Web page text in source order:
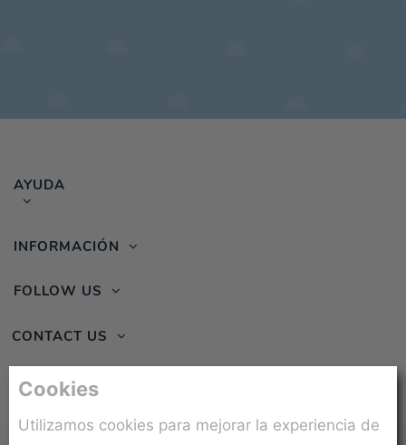
AYUDA
INFORMACIÓN
CONTACT US
Cookies
Utilizamos cookies para mejorar la experiencia de
FOLLOW US